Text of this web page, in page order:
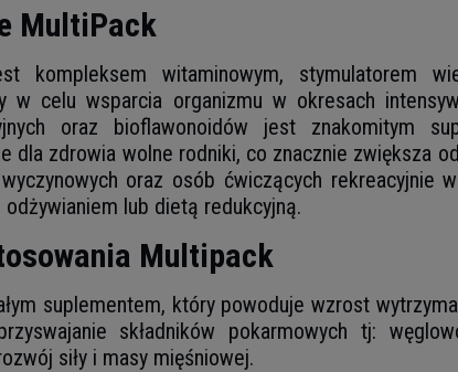
MultiPack
kompleksem witaminowym, stymulatorem
w celu wsparcia organizmu w okresach
oraz bioflawonoidów jest znakomitym
dla zdrowia wolne rodniki, co znacznie zwiększa
oraz osób ćwiczących rekreacyjnie
odżywianiem lub dietą redukcyjną.
Multipack
suplementem, który powoduje wzrost
składników pokarmowych tj:
siły i masy mięśniowej.